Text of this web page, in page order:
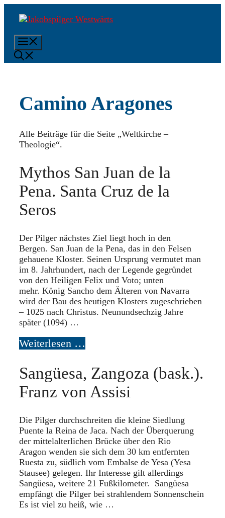
Inhalt
Camino Aragones
Alle Beiträge für die Seite „Weltkirche –
Theologie“.
Mythos San Juan de la
Pena. Santa Cruz de la
Seros
Der Pilger nächstes Ziel liegt hoch in den
Bergen. San Juan de la Pena, das in den Felsen
gehauene Kloster. Seinen Ursprung vermutet man
im 8. Jahrhundert, nach der Legende gegründet
von den Heiligen Felix und Voto; unten
mehr. König Sancho dem Älteren von Navarra
wird der Bau des heutigen Klosters zugeschrieben
– 1025 nach Christus. Neunundsechzig Jahre
später (1094) …
Weiterlesen …
Sangüesa, Zangoza (bask.).
Franz von Assisi
Die Pilger durchschreiten die kleine Siedlung
Puente la Reina de Jaca. Nach der Überquerung
der mittelalterlichen Brücke über den Rio
Aragon wenden sie sich dem 30 km entfernten
Ruesta zu, südlich vom Embalse de Yesa (Yesa
Stausee) gelegen. Ihr Interesse gilt allerdings
Sangüesa, weitere 21 Fußkilometer. Sangüesa
empfängt die Pilger bei strahlendem Sonnenschein
Es ist viel zu heiß, wie …